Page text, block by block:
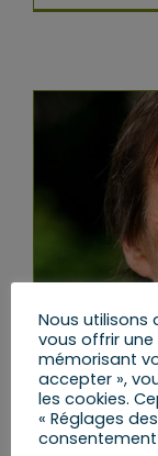
Le
Nous utilisons
vous offrir une
mémorisant
accepter »,
les cookies.
« Réglages